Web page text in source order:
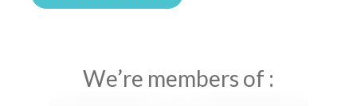
We’re members of :